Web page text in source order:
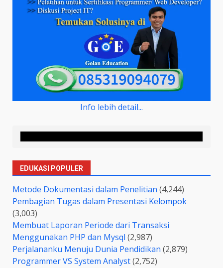
Info lebih detail...
EDUKASI POPULER
Metode Dokumentasi dalam Penelitian (4,244)
Pembagian Tugas dalam Presentasi Kelompok
(3,003)
Membuat Laporan Periode dari Transaksi
Menggunakan PHP dan Mysql (2,987)
Perjalananku Menuju Dunia Pendidikan (2,879)
Programmer VS System Analyst(2,752)